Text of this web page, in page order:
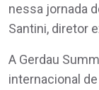
nessa jornada
Santini, diretor
A Gerdau
internacional